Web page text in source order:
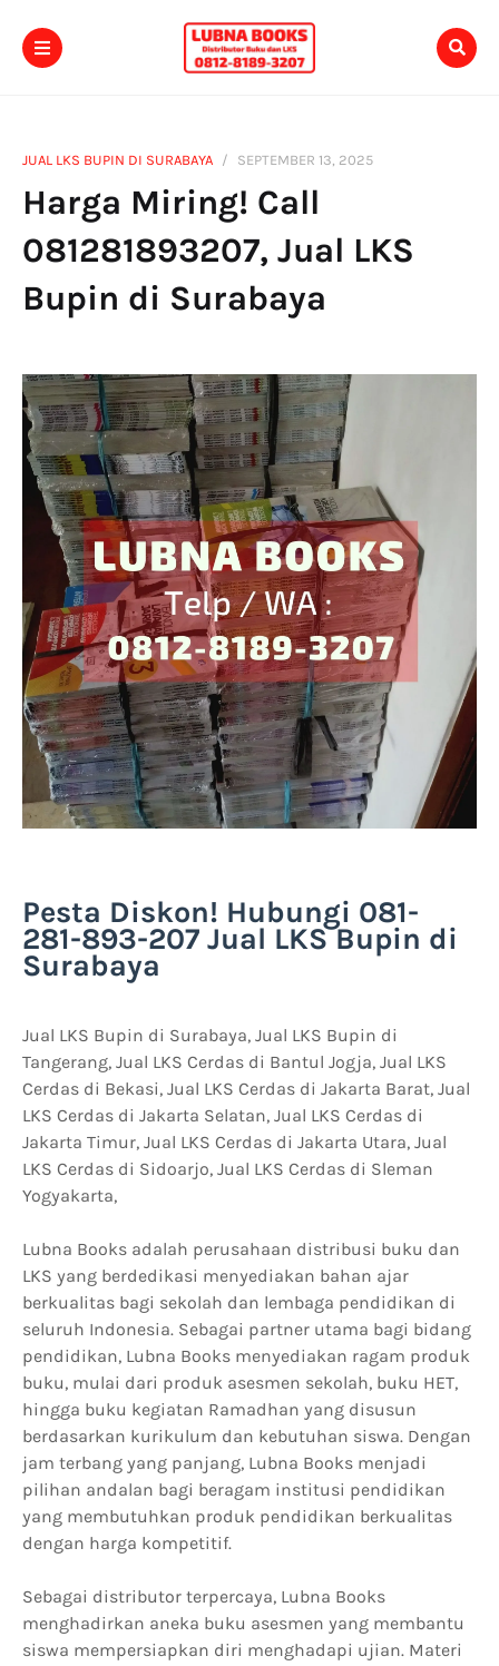
JUAL LKS BUPIN DI SURABAYA SEPTEMBER 13, 2025
Harga Miring! Call
081281893207, Jual LKS
Bupin di Surabaya
Pesta Diskon! Hubungi 081-
281-893-207 Jual LKS Bupin di
Surabaya
Jual LKS Bupin di Surabaya, Jual LKS Bupin di
Tangerang, Jual LKS Cerdas di Bantul Jogja, Jual LKS
Cerdas di Bekasi, Jual LKS Cerdas di Jakarta Barat, Jual
LKS Cerdas di Jakarta Selatan, Jual LKS Cerdas di
Jakarta Timur, Jual LKS Cerdas di Jakarta Utara, Jual
LKS Cerdas di Sidoarjo, Jual LKS Cerdas di Sleman
Yogyakarta,
Lubna Books adalah perusahaan distribusi buku dan
LKS yang berdedikasi menyediakan bahan ajar
berkualitas bagi sekolah dan lembaga pendidikan di
seluruh Indonesia. Sebagai partner utama bagi bidang
pendidikan, Lubna Books menyediakan ragam produk
buku, mulai dari produk asesmen sekolah, buku HET,
hingga buku kegiatan Ramadhan yang disusun
berdasarkan kurikulum dan kebutuhan siswa. Dengan
jam terbang yang panjang, Lubna Books menjadi
pilihan andalan bagi beragam institusi pendidikan
yang membutuhkan produk pendidikan berkualitas
dengan harga kompetitif.
Sebagai distributor terpercaya, Lubna Books
menghadirkan aneka buku asesmen yang membantu
siswa mempersiapkan diri menghadapi ujian. Materi